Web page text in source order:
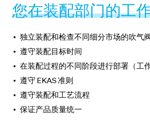
您在装配部门的工
独立装配和检查不同细分市场的吹气
遵守装配目标时间
在装配过程的不同阶段进行部署（工作
遵守 EKAS 准则
遵守装配和工艺流程
保证产品质量统一